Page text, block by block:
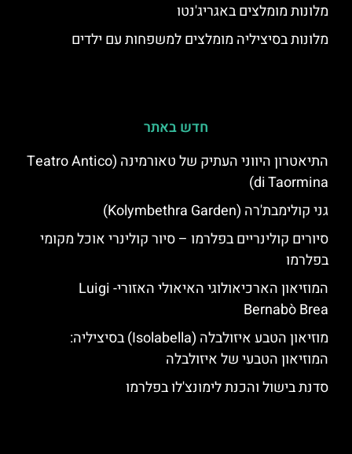
מלונות מומלצים באגריג'נטו
מלונות בסיציליה מומלצים למשפחות עם ילדים
חדש באתר
התיאטרון היווני העתיק של טאורמינה (Teatro Antico
di Taormina)
גני קולימבת'רה (Kolymbethra Garden)
סיורים קולינריים בפלרמו – סיור קולינרי אוכל מקומי
בפלרמו
המוזיאון הארכיאולוגי האיאולי האזורי- Luigi
Bernabò Brea
מוזיאון הטבע איזולבלה (Isolabella) בסיציליה:
המוזיאון הטבעי של איזולבלה
סדנת בישול והכנת לימונצ'לו בפלרמו